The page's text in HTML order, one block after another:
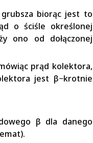
biorąc jest to
o ściśle określonej
ono od dołączonej
prąd kolektora,
jest β−krotnie
β dla danego